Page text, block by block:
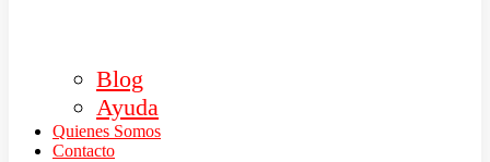
Blog
Ayuda
Quienes Somos
Contacto